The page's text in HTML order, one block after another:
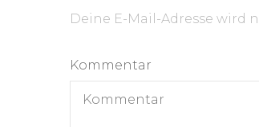
Deine E-Mail-Adresse wird
Kommentar